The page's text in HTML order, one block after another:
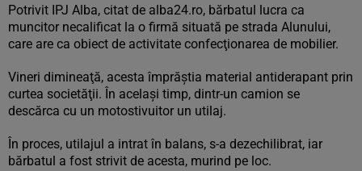
Potrivit IPJ Alba, citat de alba24.ro, bărbatul lucra ca
muncitor necalificat la o firmă situată pe strada Alunului,
care are ca obiect de activitate confecţionarea de mobilier.
Vineri dimineaţă, acesta împrăştia material antiderapant prin
curtea societăţii. În acelaşi timp, dintr-un camion se
descărca cu un motostivuitor un utilaj.
În proces, utilajul a intrat în balans, s-a dezechilibrat, iar
bărbatul a fost strivit de acesta, murind pe loc.